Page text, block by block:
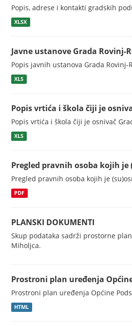
Popis, adrese i kontakti gradskih
XLSX
Javne ustanove Grada Rovinj-
Popis javnih ustanova Grada Rovinj-
XLS
Popis vrtića i škola čiji je
Popis vrtića i škola čiji je osnivač
XLS
Pregled pravnih osoba kojih
Pregled pravnih osoba kojih je
PDF
PLANSKI DOKUMENTI
Skup podataka sadrži prostorne
Miholjca.
Prostroni plan uređenja
Prostroni plan uređenja Općine
HTML